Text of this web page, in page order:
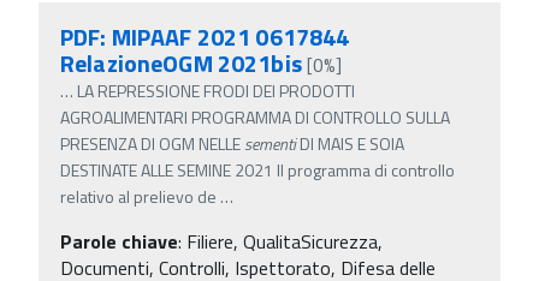
PDF: MIPAAF 2021 0617844
RelazioneOGM 2021bis[0%]
… LA REPRESSIONE FRODI DEI PRODOTTI
AGROALIMENTARI PROGRAMMA DI CONTROLLO SULLA
PRESENZA DI OGM NELLEsementiDI MAIS E SOIA
DESTINATE ALLE SEMINE 2021 Il programma di controllo
relativo al prelievo de …
Parole chiave: Filiere, QualitaSicurezza,
Documenti, Controlli, Ispettorato, Difesa delle